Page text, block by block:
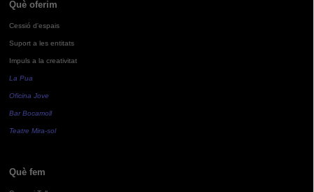
Què oferim
Cessió d'espais
Suport a les entitats
Impuls a la creativitat
La Pua
Oficina Jove
Bar Bocamoll
Teatre Mira-sol
Què fem